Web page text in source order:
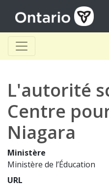
L'autorité
Centre
Niagara
Ministère
Ministère de l’Éducation
URL